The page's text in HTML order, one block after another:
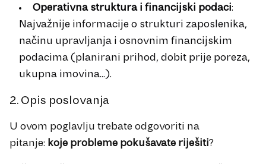
Operativna struktura i financijski podaci:
Najvažnije informacije o strukturi zaposlenika,
načinu upravljanja i osnovnim financijskim
podacima (planirani prihod, dobit prije poreza,
ukupna imovina...).
2. Opis poslovanja
U ovom poglavlju trebate odgovoriti na
pitanje: koje probleme pokušavate riješiti?